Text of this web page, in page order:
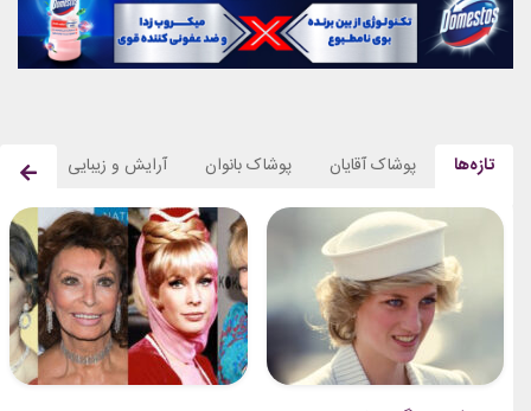
تازه‌ها پوشاک آقایان پوشاک بانوان آرایش و زیبایی